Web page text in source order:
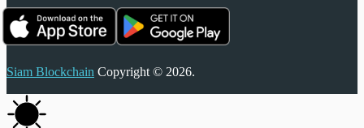
Siam Blockchain Copyright © 2026.